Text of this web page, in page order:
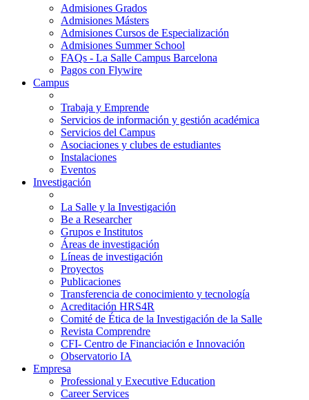
Admisiones Grados
Admisiones Másters
Admisiones Cursos de Especialización
Admisiones Summer School
FAQs - La Salle Campus Barcelona
Pagos con Flywire
Campus
Trabaja y Emprende
Servicios de información y gestión académica
Servicios del Campus
Asociaciones y clubes de estudiantes
Instalaciones
Eventos
Investigación
La Salle y la Investigación
Be a Researcher
Grupos e Institutos
Áreas de investigación
Líneas de investigación
Proyectos
Publicaciones
Transferencia de conocimiento y tecnología
Acreditación HRS4R
Comité de Ética de la Investigación de la Salle
Revista Comprendre
CFI- Centro de Financiación e Innovación
Observatorio IA
Empresa
Professional y Executive Education
Career Services